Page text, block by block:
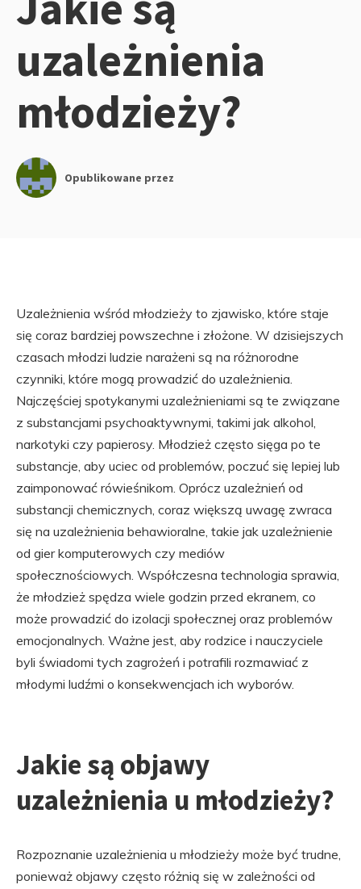
uzależnienia
młodzieży?
Opublikowane przez
Uzależnienia wśród młodzieży to zjawisko, które staje
się coraz bardziej powszechne i złożone. W dzisiejszych
czasach młodzi ludzie narażeni są na różnorodne
czynniki, które mogą prowadzić do uzależnienia.
Najczęściej spotykanymi uzależnieniami są te związane
z substancjami psychoaktywnymi, takimi jak alkohol,
narkotyki czy papierosy. Młodzież często sięga po te
substancje, aby uciec od problemów, poczuć się lepiej lub
zaimponować rówieśnikom. Oprócz uzależnień od
substancji chemicznych, coraz większą uwagę zwraca
się na uzależnienia behawioralne, takie jak uzależnienie
od gier komputerowych czy mediów
społecznościowych. Współczesna technologia sprawia,
że młodzież spędza wiele godzin przed ekranem, co
może prowadzić do izolacji społecznej oraz problemów
emocjonalnych. Ważne jest, aby rodzice i nauczyciele
byli świadomi tych zagrożeń i potrafili rozmawiać z
młodymi ludźmi o konsekwencjach ich wyborów.
Jakie są objawy
uzależnienia u młodzieży?
Rozpoznanie uzależnienia u młodzieży może być trudne,
ponieważ objawy często różnią się w zależności od